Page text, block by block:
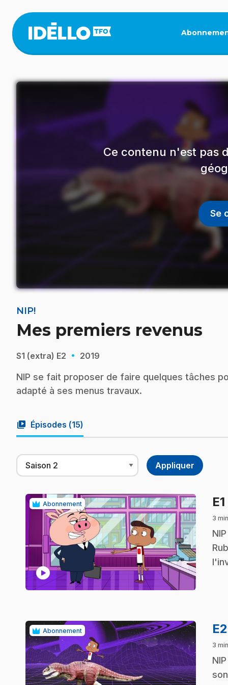
contenu
principal
Ce contenu n'est pas
Se
NIP!
Mes premiers revenus
S1 (extra) E2 · 2019
NIP se fait proposer de faire quelques tâches
adapté à ses menus travaux.
video_library Épisodes (15)
Abonnement
play_circle
E1
3 min
.
Abonnement E2
3 min
.